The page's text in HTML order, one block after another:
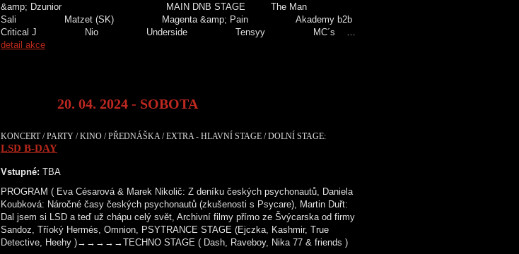
&amp; Dzunior MAIN DNB STAGE The Man
Sali Matzet (SK) Magenta &amp; Pain Akademy b2b
Critical J Nio Underside Tensyy MC´s …
detail akce
20. 04. 2024 - SOBOTA
KONCERT / PARTY / KINO / PŘEDNÁŠKA / EXTRA - HLAVNÍ STAGE / DOLNÍ STAGE:
LSD B-DAY
Vstupné: TBA
PROGRAM ( Eva Césarová & Marek Nikolič: Z deníku českých psychonautů, Daniela
Koubková: Náročné časy českých psychonautů (zkušenosti s Psycare), Martin Duřt:
Dal jsem si LSD a teď už chápu celý svět, Archivní filmy přímo ze Švýcarska od firmy
Sandoz, Tříoký Hermés, Omnion, PSYTRANCE STAGE (Ejczka, Kashmir, True
Detective, Heehy )→→→→→TECHNO STAGE ( Dash, Raveboy, Nika 77 & friends )